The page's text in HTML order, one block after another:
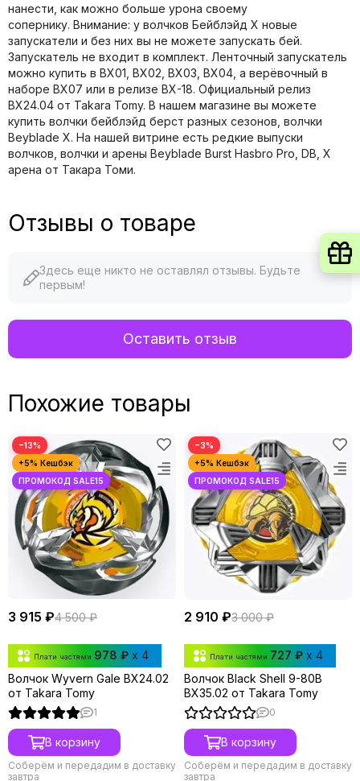
нанести, как можно больше урона своему
сопернику. Внимание: у волчков Бейблэйд X новые
запускатели и без них вы не можете запускать бей.
Запускатель не входит в комплект. Ленточный запускатель
можно купить в BX01, BX02, BX03, BX04, а верёвочный в
наборе BX07 или в релизе BX-18. Официальный релиз
BX24.04 от Takara Tomy. В нашем магазине вы можете
купить волчки бейблэйд берст разных сезонов, волчки
Beyblade X. На нашей витрине есть редкие выпуски
волчков, волчки и арены Beyblade Burst Hasbro Pro, DB, X
арена от Такара Томи.
Отзывы о товаре
Здесь еще никто не оставлял отзывы. Будьте
первым!
Оставить отзыв
Похожие товары
−13%
3 915 ₽4 500 ₽
Плати частями 978 ₽ x 4
Волчок Wyvern Gale BX24.02
от Takara Tomy
1
В корзину
Соберём и передадим в доставку
завтра
−3%
2 910 ₽3 000 ₽
Плати частями 727 ₽ x 4
Волчок Black Shell 9-80B
BX35.02 от Takara Tomy
0
В корзину
Соберём и передадим в доставку
завтра